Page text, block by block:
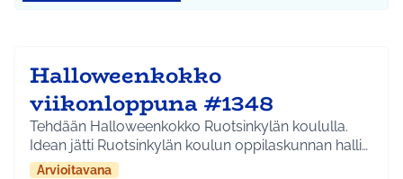
Halloweenkokko
viikonloppuna #1348
Tehdään Halloweenkokko Ruotsinkylän koululla.
Idean jätti Ruotsinkylän koulun oppilaskunnan halli…
Arvioitavana